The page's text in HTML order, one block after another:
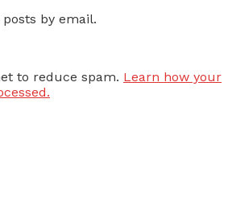
by email.
to reduce spam. Learn how your